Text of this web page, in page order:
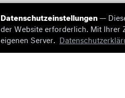
© 2026 briefmarken-pruefer.de
Datenschutzeinstellungen—
der Website erforderlich. Mit Ihrer
eigenen Server.